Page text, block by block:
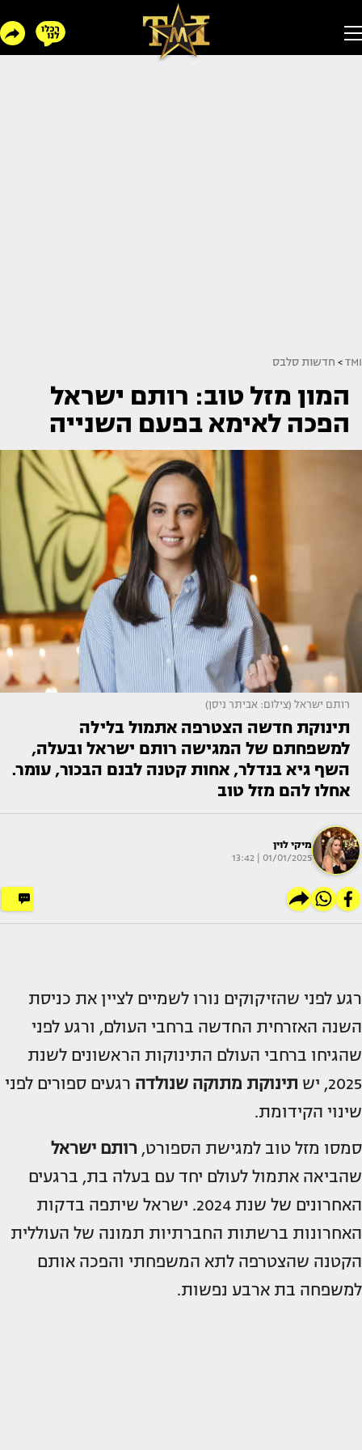
TMI
> חדשות סלבס
המון מזל טוב: רותם ישראל
הפכה לאימא בפעם השנייה
רותם ישראל (צילום: אביתר ניסן)
תינוקת חדשה הצטרפה אתמול בלילה
למשפחתם של המגישה רותם ישראל ובעלה,
השף גיא בנדלר, אחות קטנה לבנם הבכור, עומר.
אחלו להם מזל טוב
מיקי לוין
01/01/2025 | 13:42
רגע לפני שהזיקוקים נורו לשמיים לציין את כניסת
השנה האזרחית החדשה ברחבי העולם, ורגע לפני
שהגיחו ברחבי העולם התינוקות הראשונים לשנת
2025, יש
תינוקת מתוקה שנולדה רגעים ספורים לפני
שינוי הקידומת.
סמסו מזל טוב למגישת הספורט, רותם ישראל
שהביאה אתמול לעולם יחד עם בעלה בת, ברגעים
האחרונים של שנת 2024. ישראל שיתפה בדקות
האחרונות ברשתות החברתיות תמונה של העוללית
הקטנה שהצטרפה לתא המשפחתי והפכה אותם
למשפחה בת ארבע נפשות.